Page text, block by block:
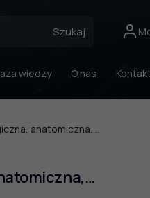
Szukaj
wiedzy O nas
anatomiczna,…